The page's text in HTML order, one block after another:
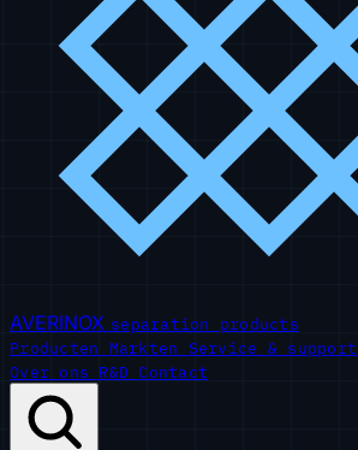
AVERINOX separation products
Producten Markten Service & support
Over ons R&D Contact